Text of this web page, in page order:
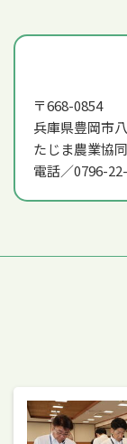
〒668-0854
兵庫県豊岡市
たじま農業協
電話／0796-